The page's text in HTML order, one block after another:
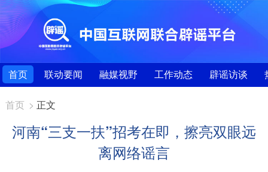
首页 联动要闻 融媒视野 工作动态 辟谣访谈
首页 > 正文
河南“三支一扶”招考在即，擦亮双眼远
离网络谣言